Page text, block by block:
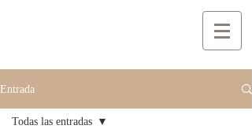
Entrada
Todas las entradas